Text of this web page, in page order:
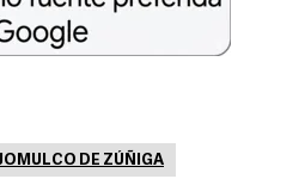
DE ZÚÑIGA